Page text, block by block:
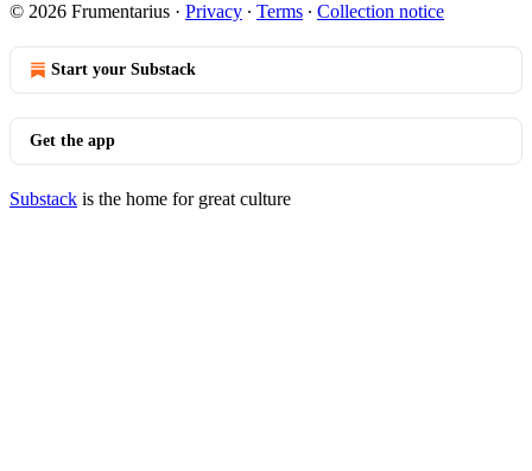
© 2026 Frumentarius · Privacy ∙ Terms ∙ Collection notice
Start your Substack
Get the app
Substack is the home for great culture